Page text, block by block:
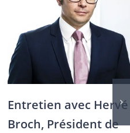
Entretien avec Hervé
Broch, Président de